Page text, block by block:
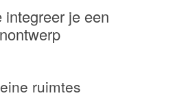
je een
ruimtes